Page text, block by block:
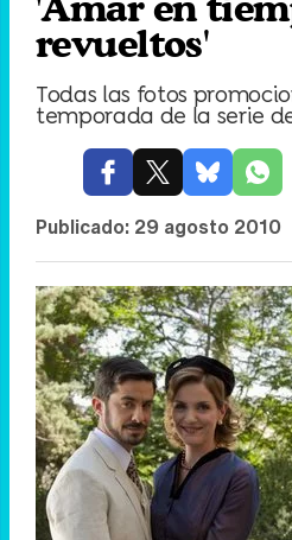
revueltos'
Todas las fotos
temporada de la serie de
Publicado: 29 agosto 2010